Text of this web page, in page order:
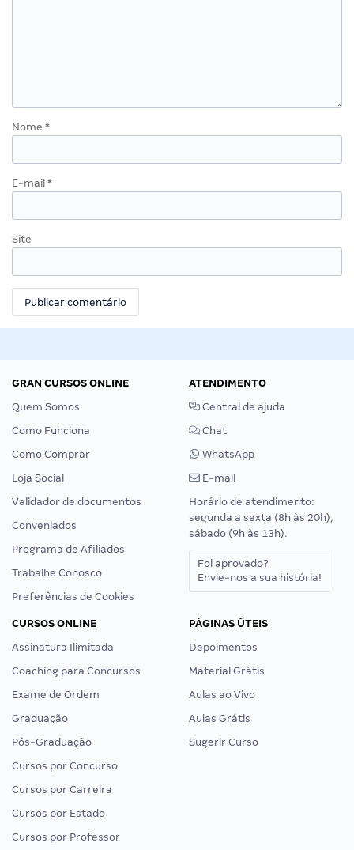
Nome *
E-mail *
Site
GRAN CURSOS ONLINE
Quem Somos
Como Funciona
Como Comprar
Loja Social
Validador de documentos
Conveniados
Programa de Afiliados
Trabalhe Conosco
Preferências de Cookies
ATENDIMENTO
Central de ajuda
Chat
WhatsApp
E-mail
Horário de atendimento:
segunda a sexta (8h às 20h),
sábado (9h às 13h).
Foi aprovado?
Envie-nos a sua história!
CURSOS ONLINE
Assinatura Ilimitada
Coaching para Concursos
Exame de Ordem
Graduação
Pós-Graduação
Cursos por Concurso
Cursos por Carreira
Cursos por Estado
Cursos por Professor
PÁGINAS ÚTEIS
Depoimentos
Material Grátis
Aulas ao Vivo
Aulas Grátis
Sugerir Curso